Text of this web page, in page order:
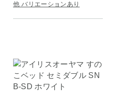
他 バリエーションあり